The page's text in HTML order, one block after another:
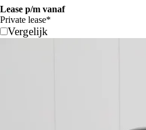
Lease p/m vanaf
Private lease*
Vergelijk